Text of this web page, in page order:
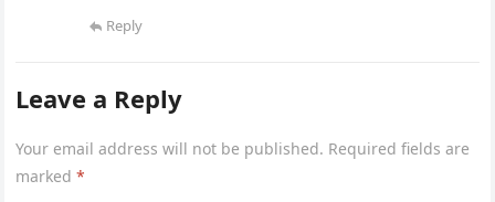
Reply
Leave a Reply
Your email address will not be published. Required fields are
marked*